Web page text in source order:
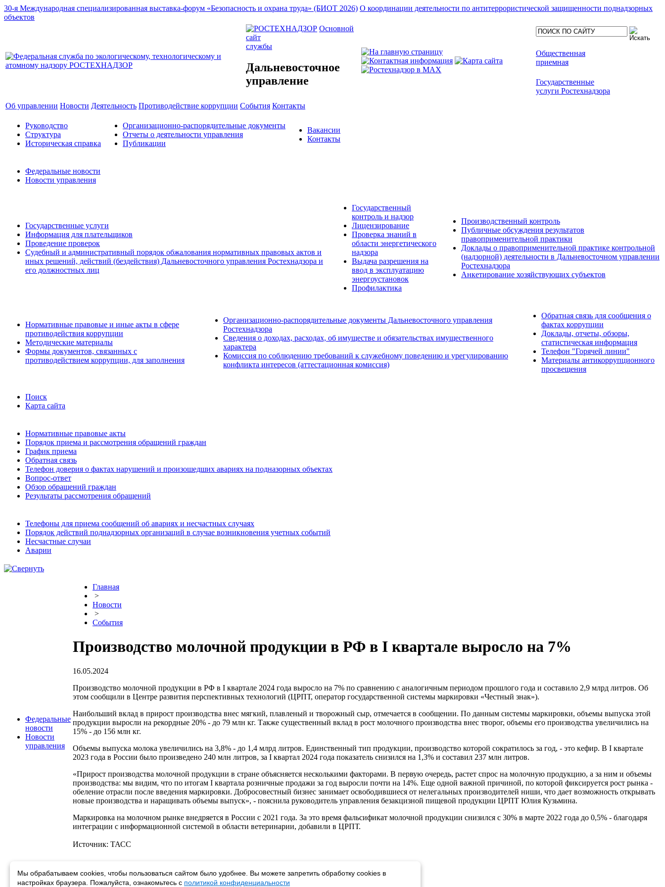
30-я Международная специализированная выставка-форум «Безопасность и охрана труда» (БИОТ 2026) О координации деятельности по антитеррористической защищенности поднадзорных
объектов
Основной
сайт
службы
Дальневосточное
управление
Общественная
приемная
Государственные
услуги Ростехнадзора
Об управлении Новости Деятельность Противодействие коррупции События Контакты
Руководство
Структура
Историческая справка
Организационно-распорядительные документы
Отчеты о деятельности управления
Публикации
Вакансии
Контакты
Федеральные новости
Новости управления
Государственные услуги
Информация для плательщиков
Проведение проверок
Судебный и административный порядок обжалования нормативных правовых актов и
иных решений, действий (бездействия) Дальневосточного управления Ростехнадзора и
его должностных лиц
Государственный
контроль и надзор
Лицензирование
Проверка знаний в
области энергетического
надзора
Выдача разрешения на
ввод в эксплуатацию
энергоустановок
Профилактика
Производственный контроль
Публичные обсуждения результатов
правоприменительной практики
Доклады о правоприменительной практике контрольной
(надзорной) деятельности в Дальневосточном управлении
Ростехнадзора
Анкетирование хозяйствующих субъектов
Нормативные правовые и иные акты в сфере
противодействия коррупции
Методические материалы
Формы документов, связанных с
противодействием коррупции, для заполнения
Организационно-распорядительные документы Дальневосточного управления
Ростехнадзора
Сведения о доходах, расходах, об имуществе и обязательствах имущественного
характера
Комиссия по соблюдению требований к служебному поведению и урегулированию
конфликта интересов (аттестационная комиссия)
Обратная связь для сообщения о
фактах коррупции
Доклады, отчеты, обзоры,
статистическая информация
Телефон "Горячей линии"
Материалы антикоррупционного
просвещения
Поиск
Карта сайта
Нормативные правовые акты
Порядок приема и рассмотрения обращений граждан
График приема
Обратная связь
Телефон доверия о фактах нарушений и произошедших авариях на подназорных объектах
Вопрос-ответ
Обзор обращений граждан
Результаты рассмотрения обращений
Телефоны для приема сообщений об авариях и несчастных случаях
Порядок действий поднадзорных организаций в случае возникновения учетных событий
Несчастные случаи
Аварии
Федеральные
новости
Новости
управления
Главная
>
Новости
>
События
Производство молочной продукции в РФ в I квартале выросло на 7%
16.05.2024
Производство молочной продукции в РФ в I квартале 2024 года выросло на 7% по сравнению с аналогичным периодом прошлого года и составило 2,9 млрд литров. Об
этом сообщили в Центре развития перспективных технологий (ЦРПТ, оператор государственной системы маркировки «Честный знак»).
Наибольший вклад в прирост производства внес мягкий, плавленый и творожный сыр, отмечается в сообщении. По данным системы маркировки, объемы выпуска этой
продукции выросли на рекордные 20% - до 79 млн кг. Также существенный вклад в рост молочного производства внес творог, объемы его производства увеличились на
15% - до 156 млн кг.
Объемы выпуска молока увеличились на 3,8% - до 1,4 млрд литров. Единственный тип продукции, производство которой сократилось за год, - это кефир. В I квартале
2023 года в России было произведено 240 млн литров, за I квартал 2024 года показатель снизился на 1,3% и составил 237 млн литров.
«Прирост производства молочной продукции в стране объясняется несколькими факторами. В первую очередь, растет спрос на молочную продукцию, а за ним и объемы
производства: мы видим, что по итогам I квартала розничные продажи за год выросли почти на 14%. Еще одной важной причиной, по которой фиксируется рост рынка -
обеление отрасли после введения маркировки. Добросовестный бизнес занимает освободившиеся от нелегальных производителей ниши, что дает возможность открывать
новые производства и наращивать объемы выпуск», - пояснила руководитель управления безакцизной пищевой продукции ЦРПТ Юлия Кузьмина.
Маркировка на молочном рынке внедряется в России с 2021 года. За это время фальсификат молочной продукции снизился с 30% в марте 2022 года до 0,5% - благодаря
интеграции с информационной системой в области ветеринарии, добавили в ЦРПТ.
Источник: ТАСС
Возврат к списку
Мы обрабатываем cookies, чтобы пользоваться сайтом было удобнее. Вы можете запретить обработку cookies в
настройках браузера. Пожалуйста, ознакомьтесь с политикой конфиденциальности